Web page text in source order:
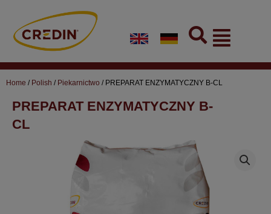
content
Flyout
Menu
Home / Polish / Piekarnictwo / PREPARAT ENZYMATYCZNY B-CL
PREPARAT ENZYMATYCZNY B-
CL